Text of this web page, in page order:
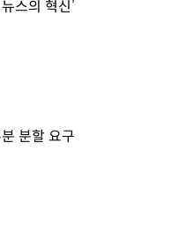
스의 혁신’
분할 요구